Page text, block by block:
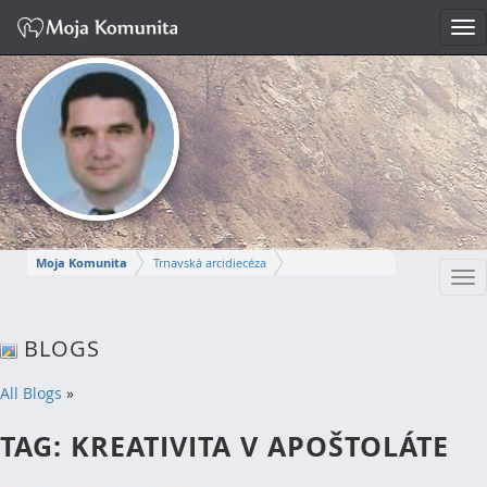
Moja Komunita
Trnavská arcidiecéza
MIROSLAV
BLOGS
All Blogs »
TAG: KREATIVITA V APOŠTOLÁTE